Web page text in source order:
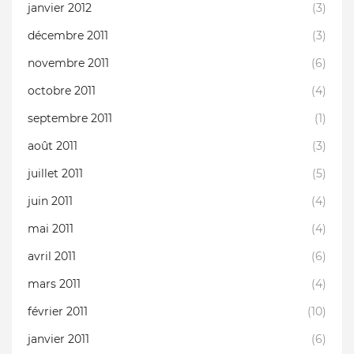
janvier 2012
(3)
décembre 2011
(3)
novembre 2011
(6)
octobre 2011
(4)
septembre 2011
(1)
août 2011
(3)
juillet 2011
(5)
juin 2011
(4)
mai 2011
(4)
avril 2011
(6)
mars 2011
(4)
février 2011
(10)
janvier 2011
(6)